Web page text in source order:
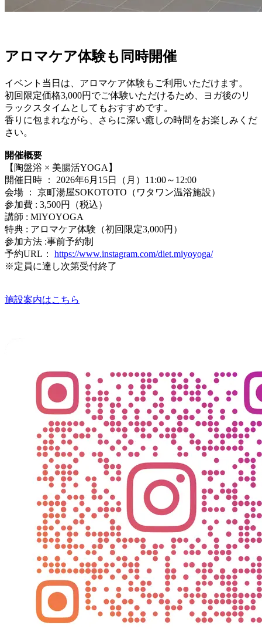
アロマケア体験も同時開催
イベント当日は、アロマケア体験もご利用いただけます。
初回限定価格3,000円でご体験いただけるため、ヨガ後のリ
ラックスタイムとしてもおすすめです。
香りに包まれながら、さらに深い癒しの時間をお楽しみくだ
さい。
開催概要
【陶盤浴 × 美腸活YOGA】
開催日時 ： 2026年6月15日（月）11:00～12:00
会場 ： 京町湯屋SOKOTOTO（ワタワン温浴施設）
参加費 : 3,500円（税込）
講師 : MIYOYOGA
特典 : アロマケア体験（初回限定3,000円）
参加方法 :事前予約制
予約URL： https://www.instagram.com/diet.miyoyoga/
※定員に達し次第受付終了
施設案内はこちら